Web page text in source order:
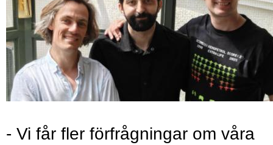
- Vi får fler förfrågningar om våra